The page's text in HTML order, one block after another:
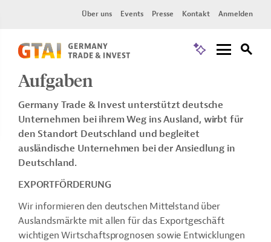
Über uns Events Presse Kontakt Anmelden
Aufgaben
Germany Trade & Invest unterstützt deutsche
Unternehmen bei ihrem Weg ins Ausland, wirbt für
den Standort Deutschland und begleitet
ausländische Unternehmen bei der Ansiedlung in
Deutschland.
EXPORTFÖRDERUNG
Wir informieren den deutschen Mittelstand über
Auslandsmärkte mit allen für das Exportgeschäft
wichtigen Wirtschaftsprognosen sowie Entwicklungen